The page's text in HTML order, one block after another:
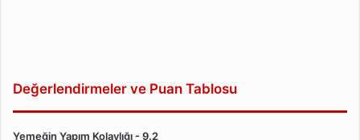
Değerlendirmeler ve Puan Tablosu
Yemeğin Yapım Kolaylığı - 9.2